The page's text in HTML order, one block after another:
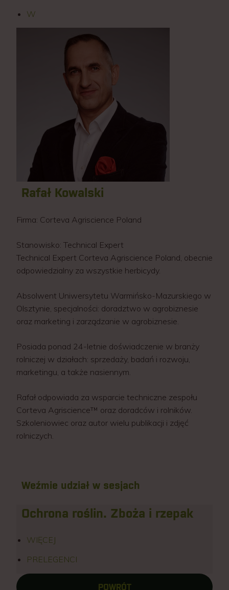
W
Rafał Kowalski
Firma: Corteva Agriscience Poland
Stanowisko: Technical Expert
Technical Expert Corteva Agriscience Poland, obecnie
odpowiedzialny za wszystkie herbicydy.
Absolwent Uniwersytetu Warmińsko-Mazurskiego w
Olsztynie, specjalności: doradztwo w agrobiznesie
oraz marketing i zarządzanie w agrobiznesie.
Posiada ponad 24-letnie doświadczenie w branży
rolniczej w działach: sprzedaży, badań i rozwoju,
marketingu, a także nasiennym.
Rafał odpowiada za wsparcie techniczne zespołu
Corteva Agriscience™ oraz doradców i rolników.
Szkoleniowiec oraz autor wielu publikacji i zdjęć
rolniczych.
Weźmie udział w sesjach
Ochrona roślin. Zboża i rzepak
WIĘCEJ
PRELEGENCI
POWRÓT